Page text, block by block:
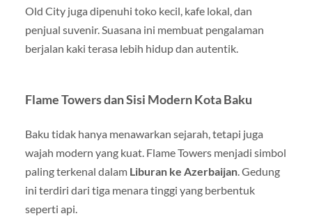
Old City juga dipenuhi toko kecil, kafe lokal, dan
penjual suvenir. Suasana ini membuat pengalaman
berjalan kaki terasa lebih hidup dan autentik.
Flame Towers dan Sisi Modern Kota Baku
Baku tidak hanya menawarkan sejarah, tetapi juga
wajah modern yang kuat. Flame Towers menjadi simbol
paling terkenal dalam Liburan ke Azerbaijan. Gedung
ini terdiri dari tiga menara tinggi yang berbentuk
seperti api.